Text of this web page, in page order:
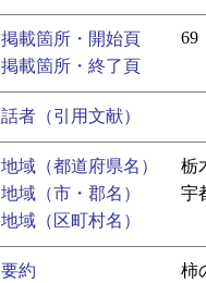
掲載箇所・開始頁
69
掲載箇所・終了頁
話者（引用文献）
地域（都道府県名）
栃
地域（市・郡名）
宇
地域（区町村名）
要約
柿